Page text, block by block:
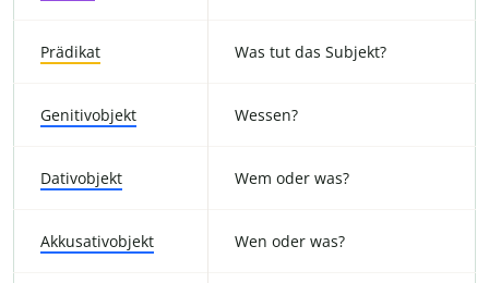
Prädikat Was tut das Subjekt?
Genitivobjekt Wessen?
Dativobjekt Wem oder was?
Akkusativobjekt Wen oder was?